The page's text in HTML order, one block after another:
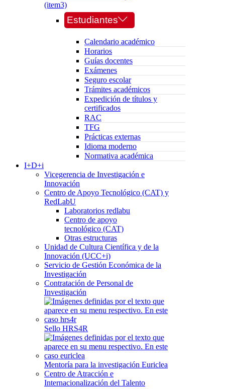
(item3)
Estudiantes
Calendario académico
Horarios
Guías docentes
Exámenes
Seguro escolar
Trámites académicos
Expedición de títulos y
certificados
RAC
TFG
Prácticas externas
Idioma moderno
Normativa académica
I+D+i
Vicegerencia de Investigación e
Innovación
Centro de Apoyo Tecnológico (CAT) y
RedLabU
Laboratorios redlabu
Centro de apoyo
tecnológico (CAT)
Otras estructuras
Unidad de Cultura Científica y de la
Innovación (UCC+i)
Servicio de Gestión Económica de la
Investigación
Contratación de Personal de
Investigación
Sello HRS4R
Mentoría para la investigación Euriclea
Centro de Atracción e
Internacionalización del Talento